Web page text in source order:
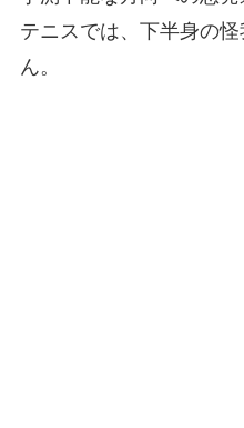
テニスでは、下半身の
ん。